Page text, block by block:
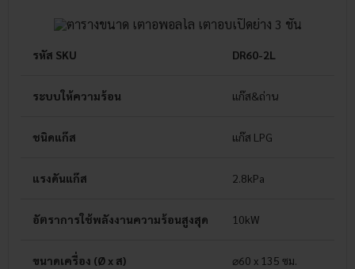
รหัส SKU DR60-2L
ระบบให้ความร้อน แก๊ส&ถ่าน
ชนิดแก๊ส แก๊ส LPG
แรงดันแก๊ส 2.8kPa
อัตราการใช้พลังงานความร้อนสูงสุด 10kW
ขนาดเครื่อง (Ø x ส) ⌀60 x 135 ซม.